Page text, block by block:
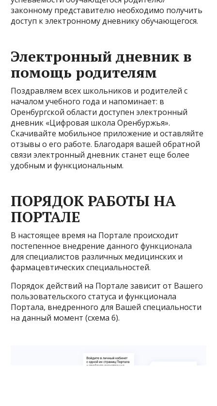
законному представителю необходимо получить
доступ к электронному дневнику обучающегося.
Электронный дневник в
помощь родителям
Поздравляем всех школьников и родителей с
началом учебного года и напоминает: в
Оренбургской области доступен электронный
дневник «Цифровая школа Оренбуржья».
Скачивайте мобильное приложение и оставляйте
отзывы о его работе. Благодаря вашей обратной
связи электронный дневник станет еще более
удобным и функциональным.
ПОРЯДОК РАБОТЫ НА
ПОРТАЛЕ
В настоящее время на Портале происходит
постепенное внедрение данного функционала
для специалистов различных медицинских и
фармацевтических специальностей.
Порядок действий на Портале зависит от Вашего
пользовательского статуса и функционала
Портала, внедренного для Вашей специальности
на данный момент (схема 6).